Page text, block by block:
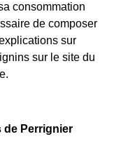
consommation
de composer
sur
sur le site du
de Perrignier